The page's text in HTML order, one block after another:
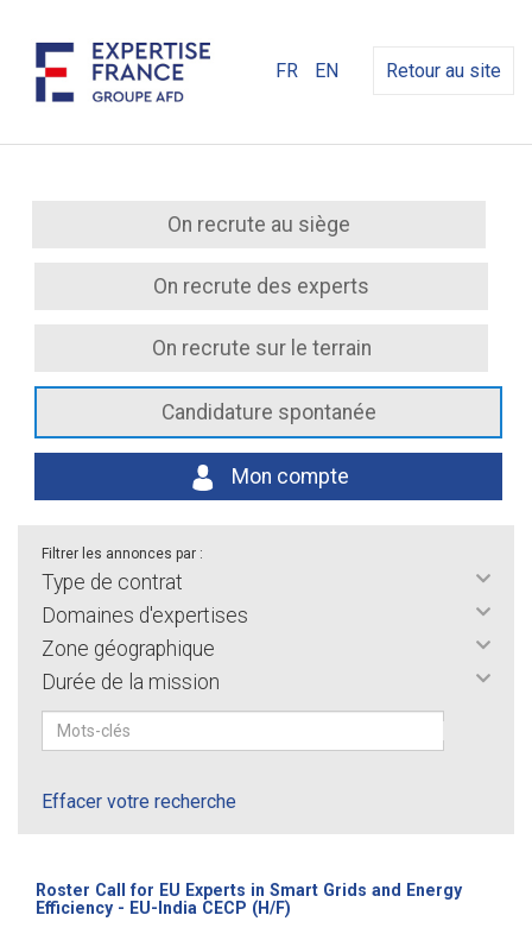
FR EN Retour au site
On recrute au siège
On recrute des experts
On recrute sur le terrain
Candidature spontanée
Mon compte
Filtrer les annonces par :
Type de contrat
Domaines d'expertises
Zone géographique
Durée de la mission
Effacer votre recherche
Roster Call for EU Experts in Smart Grids and Energy
Efficiency - EU-India CECP (H/F)